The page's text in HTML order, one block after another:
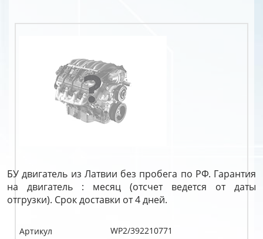
БУ двигатель из Латвии без пробега по РФ. Гарантия
на двигатель : месяц (отсчет ведется от даты
отгрузки). Срок доставки от 4 дней.
Артикул
WP2/392210771